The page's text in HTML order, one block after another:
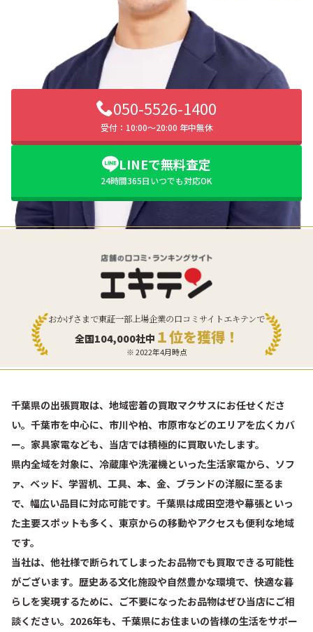
050-5526-1400
受付：10:00〜20:00 年中無休
LINEで無料査定
24時間365日いつでも対応OK
おかげさまで東証一部上場企業の口コミサイトエキテンで
全国104,000社中 １位を獲得！
※ 2022年4月時点
千葉県の出張買取は、地域密着の買取マクサスにお任せくださ
い。千葉市を中心に、市川や柏、市原市などのエリアを広くカバ
ー。家具家電なども、当店では積極的に買取いたします。
県内全域を対象に、冷蔵庫や洗濯機といった生活家電から、ソフ
ァ、ベッド、学習机、工具、本、金、ブランドの洋服に至るま
で、幅広い品目に対応可能です。千葉県は成田空港や幕張といっ
た主要スポットも多く、東京からの移動やアクセスも便利な地域
です。
当社は、他社様で断られてしまったお品物でも買取できる可能性
がございます。歴史ある文化施設や自然豊かな環境で、快適な暮
らしを実現するために、ご不要になったお品物はぜひ当店にご相
談ください。2026年も、千葉県にお住まいの皆様の生活をサポー